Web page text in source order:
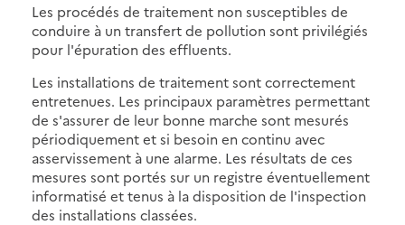
Les procédés de traitement non susceptibles de
conduire à un transfert de pollution sont privilégiés
pour l'épuration des effluents.
Les installations de traitement sont correctement
entretenues. Les principaux paramètres permettant
de s'assurer de leur bonne marche sont mesurés
périodiquement et si besoin en continu avec
asservissement à une alarme. Les résultats de ces
mesures sont portés sur un registre éventuellement
informatisé et tenus à la disposition de l'inspection
des installations classées.